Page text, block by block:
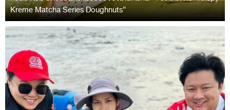
Kreme Matcha Series Doughnuts”